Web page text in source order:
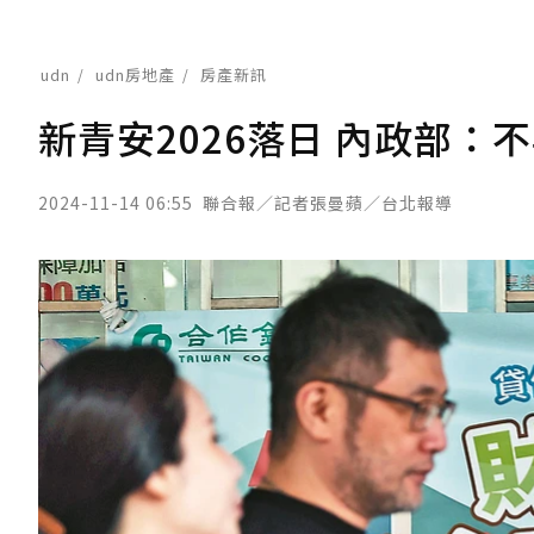
udn udn房地產 房產新訊
新青安2026落日 內政部：
2024-11-14 06:55 聯合報／記者張曼蘋／台北報導